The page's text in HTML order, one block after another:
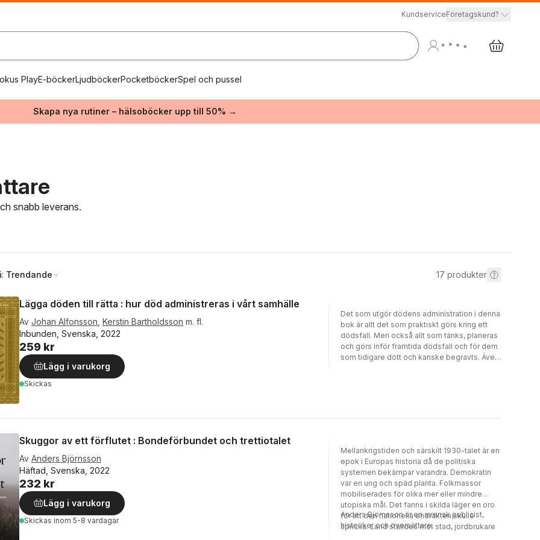
KundserviceFöretagskund?
PlayE-böckerLjudböckerPocketböckerSpel och pussel
Skapa nya rutiner – hälsoböcker upp till 50% →
snabb leverans.
Trendande 17 produkter
Lägga döden till rätta : hur död administreras i vårt samhälle
Av Johan Alfonsson Kerstin Bartholdsson m. fl.
Inbunden, Svenska, 2022
259 kr
Lägg i varukorg
Skickas
Det som utgör dödens administration i denna
bok är allt det som praktiskt görs kring ett
dödsfall. Men också allt som tänks, planeras
och görs inför framtida dödsfall och för dem
som tidigare dött och kanske begravts. Även
med att lägga döden till rätta.
Skuggor av ett förflutet : Bondeförbundet och trettiotalet
Av Anders Björnsson
Häftad, Svenska, 2022
232 kr
Lägg i varukorg
Skickas inom 5-8 vardagar
Mellankrigstiden och särskilt 1930-talet är en
epok i Europas historia då de politiska
systemen bekämpar varandra. Demokratin
var en ung och späd planta. Folkmassor
mobiliserades för olika mer eller mindre
utopiska mål. Det fanns i skilda läger en oro
för att den nationella endräkten skulle
spricka. Land ställdes mot stad, jordbrukare
Anders Björnsson är en svensk publicist,
historiker och översättare.